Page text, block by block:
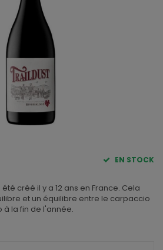
EN STOCK
créé il y a 12 ans en France. Cela
et un équilibre entre le carpaccio
la fin de l'année.